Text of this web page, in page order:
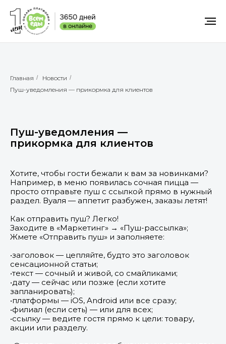
Главная / Новости /
Пуш-уведомления — прикормка для клиентов
Пуш-уведомления —
прикормка для клиентов
Хотите, чтобы гости бежали к вам за новинками?
Например, в меню появилась сочная пицца —
просто отправьте пуш с ссылкой прямо в нужный
раздел. Вуаля — аппетит разбужен, заказы летят!
Как отправить пуш? Легко!
Заходите в «Маркетинг» → «Пуш-рассылка»;
Жмете «Отправить пуш» и заполняете:
•заголовок — цепляйте, будто это заголовок
сенсационной статьи;
•текст — сочный и живой, со смайликами;
•дату — сейчас или позже (если хотите
запланировать);
•платформы — iOS, Android или все сразу;
•филиал (если сеть) — или для всех;
•ссылку — ведите гостя прямо к цели: товару,
акции или разделу.